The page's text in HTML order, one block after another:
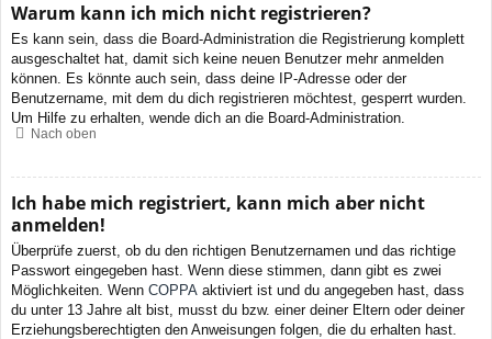
Warum kann ich mich nicht registrieren?
Es kann sein, dass die Board-Administration die Registrierung komplett
ausgeschaltet hat, damit sich keine neuen Benutzer mehr anmelden
können. Es könnte auch sein, dass deine IP-Adresse oder der
Benutzername, mit dem du dich registrieren möchtest, gesperrt wurden.
Um Hilfe zu erhalten, wende dich an die Board-Administration.
Nach oben
Ich habe mich registriert, kann mich aber nicht
anmelden!
Überprüfe zuerst, ob du den richtigen Benutzernamen und das richtige
Passwort eingegeben hast. Wenn diese stimmen, dann gibt es zwei
Möglichkeiten. Wenn COPPA aktiviert ist und du angegeben hast, dass
du unter 13 Jahre alt bist, musst du bzw. einer deiner Eltern oder deiner
Erziehungsberechtigten den Anweisungen folgen, die du erhalten hast.